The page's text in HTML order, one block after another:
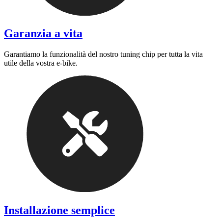
Garanzia a vita
Garantiamo la funzionalità del nostro tuning chip per tutta la vita
utile della vostra e-bike.
Installazione semplice